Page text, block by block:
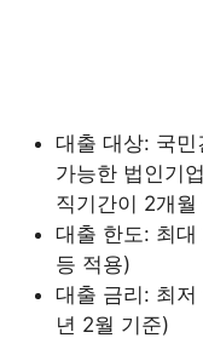
대출 대상: 국민
가능한 법인기
직기간이 2개
대출 한도: 최
등 적용)
대출 금리: 최
년 2월 기준)